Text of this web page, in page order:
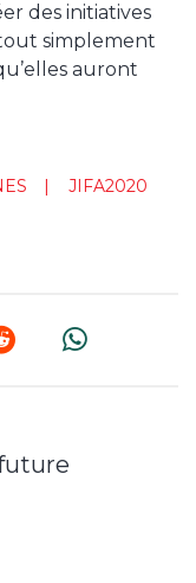
des initiatives
simplement
auront
JIFA2020